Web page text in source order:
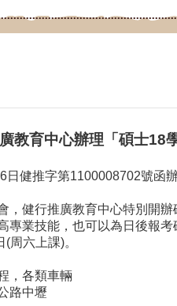
教育中心辦理「碩士18
健推字第1100008702號函辦
健行推廣教育中心特別開
業技能，也可以為日後報考
周六上課)。
，各類車輛
路中壢